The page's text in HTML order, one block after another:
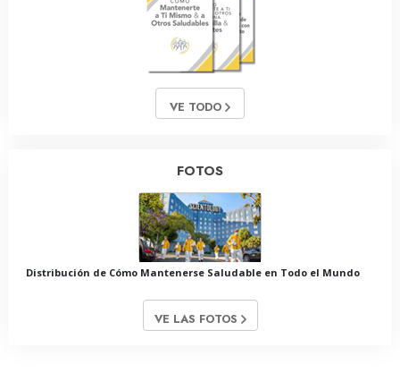
VE TODO
FOTOS
Distribución de Cómo Mantenerse Saludable en Todo el Mundo
VE LAS FOTOS